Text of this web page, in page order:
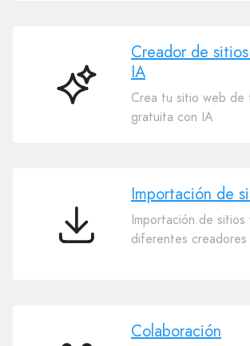
Creador
Creador de
IA
Crea tu sitio web de
gratuita con IA
Importación
Importación de
Importación de
diferentes
Colaboración